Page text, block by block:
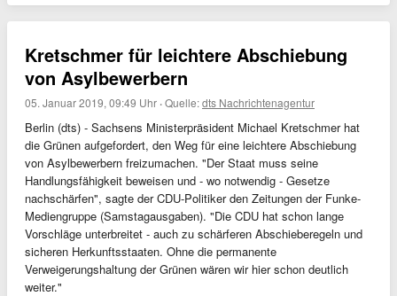
Kretschmer für leichtere Abschiebung
von Asylbewerbern
05. Januar 2019, 09:49 Uhr ·Quelle:dts Nachrichtenagentur
Berlin (dts) - Sachsens Ministerpräsident Michael Kretschmer hat
die Grünen aufgefordert, den Weg für eine leichtere Abschiebung
von Asylbewerbern freizumachen. "Der Staat muss seine
Handlungsfähigkeit beweisen und - wo notwendig - Gesetze
nachschärfen", sagte der CDU-Politiker den Zeitungen der Funke-
Mediengruppe (Samstagausgaben). "Die CDU hat schon lange
Vorschläge unterbreitet - auch zu schärferen Abschieberegeln und
sicheren Herkunftsstaaten. Ohne die permanente
Verweigerungshaltung der Grünen wären wir hier schon deutlich
weiter."